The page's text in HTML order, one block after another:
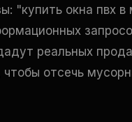
"купить окна пвх
реальных
чтобы отсечь